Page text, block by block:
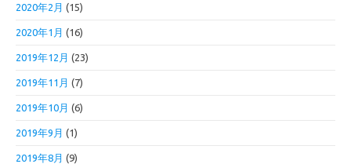
2020年2月 (15)
2020年1月 (16)
2019年12月 (23)
2019年11月 (7)
2019年10月 (6)
2019年9月 (1)
2019年8月 (9)